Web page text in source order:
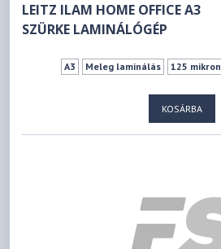
LEITZ ILAM HOME OFFICE A3
SZÜRKE LAMINÁLÓGÉP
A3 Meleg laminálás 125 mikron
KOSÁRBA